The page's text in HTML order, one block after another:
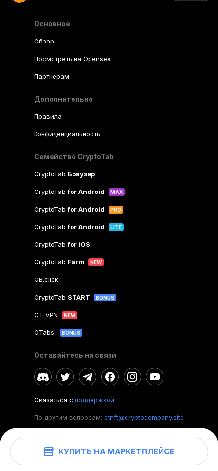
КУПИТЬ НА МАРКЕТПЛЕЙСЕ
Основное
Обзор
Посмотреть на Opensea
Партнерам
Дополнительно
Правила
Конфиденциальность
Семейство CryptoTab
CryptoTab Браузер
CryptoTabfor Android MAX
CryptoTabfor Android PRO
CryptoTabfor Android LITE
CryptoTabfor iOS
CryptoTab Farm NEW
CB.click
CryptoTab START BONUS
CT VPN NEW
CTabs BONUS
Оставайтесь на связи
Связаться с поддержкой
По другим вопросам: ctnft@cryptocompany.site
©2026. CryptoTab NFT.Все права защищены.